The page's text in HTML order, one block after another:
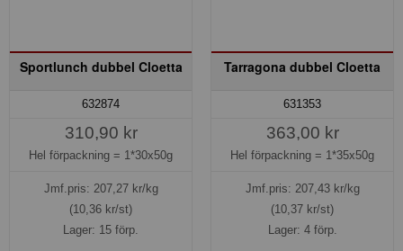
Sportlunch dubbel Cloetta
632874
310,90 kr
Hel förpackning = 1*30x50g
Jmf.pris: 207,27kr/kg
(10,36 kr/st)
Lager: 15 förp.
Tarragona dubbel Cloetta
631353
363,00 kr
Hel förpackning = 1*35x50g
Jmf.pris: 207,43kr/kg
(10,37 kr/st)
Lager: 4 förp.